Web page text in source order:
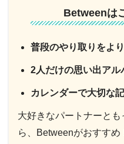
Betweenは
普段のやり取りをよ
2人だけの思い出アル
カレンダーで大切な
大好きなパートナーと
ら、Betweenがおすすめ